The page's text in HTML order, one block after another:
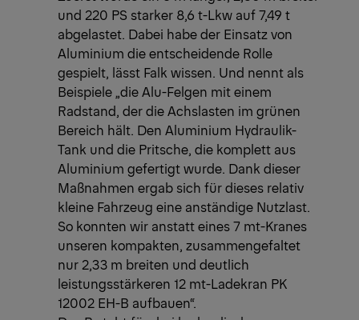
und 220 PS starker 8,6 t-Lkw auf 7,49 t
abgelastet. Dabei habe der Einsatz von
Aluminium die entscheidende Rolle
gespielt, lässt Falk wissen. Und nennt als
Beispiele „die Alu-Felgen mit einem
Radstand, der die Achslasten im grünen
Bereich hält. Den Aluminium Hydraulik-
Tank und die Pritsche, die komplett aus
Aluminium gefertigt wurde. Dank dieser
Maßnahmen ergab sich für dieses relativ
kleine Fahrzeug eine anständige Nutzlast.
So konnten wir anstatt eines 7 mt-Kranes
unseren kompakten, zusammengefaltet
nur 2,33 m breiten und deutlich
leistungsstärkeren 12 mt-Ladekran PK
12002 EH-B aufbauen“.